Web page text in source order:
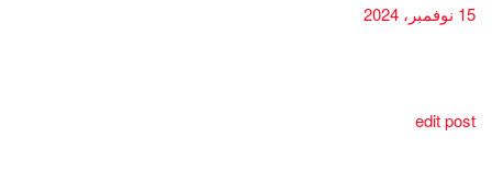
15 نوفمبر، 2024
edit post